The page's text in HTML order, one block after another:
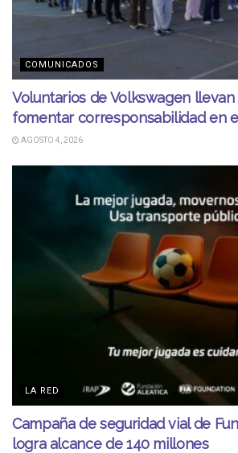
COMUNICADOS
Voluntarios de Volkswagen
fomentar corresponsabilidad en
AGOSTO 4, 2026
LA RED
Campaña de seguridad vial de
logra alcance de 140 millones